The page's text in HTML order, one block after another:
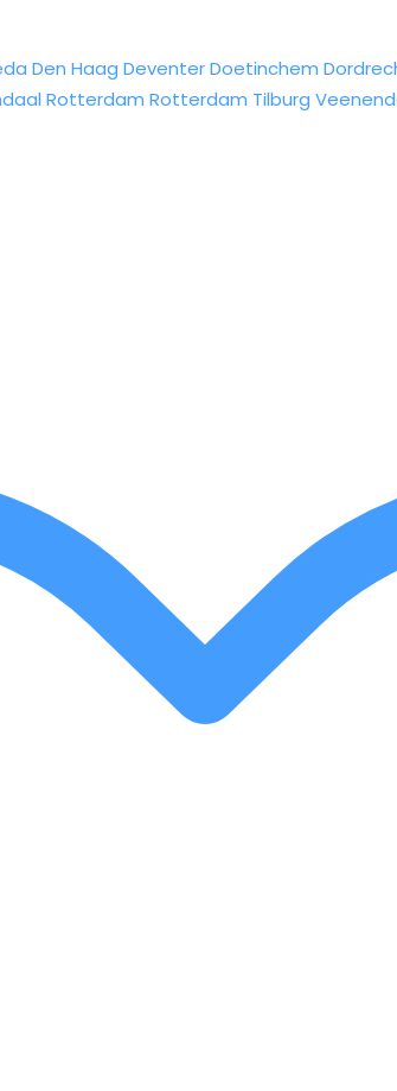
Den Haag DeventerDoetinchem
Rotterdam Rotterdam Tilburg